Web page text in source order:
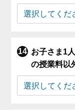
お子さま1
の授業料以